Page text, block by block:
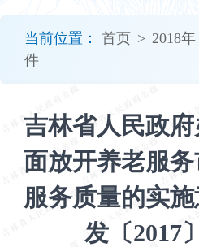
当前位置： 首页 > 2018年
件
吉林省人民政
面放开养老服
服务质量的实
发〔2017
加